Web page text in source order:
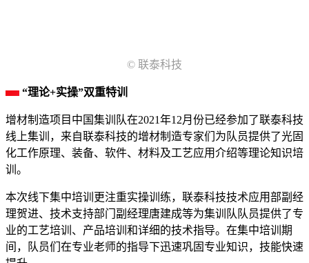
© 联泰科技
“理论+实操”双重特训
增材制造项目中国集训队在2021年12月份已经参加了联泰科技
线上集训，来自联泰科技的增材制造专家们为队员提供了光固
化工作原理、装备、软件、材料及工艺应用介绍等理论知识培
训。
本次线下集中培训更注重实操训练，联泰科技技术应用部副经
理贺进、技术支持部门副经理唐建成等为集训队队员提供了专
业的工艺培训、产品培训和详细的技术指导。在集中培训期
间，队员们在专业老师的指导下迅速巩固专业知识，技能快速